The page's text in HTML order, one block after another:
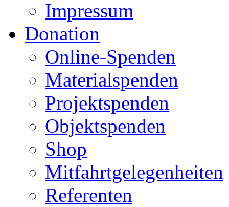
Impressum
Donation
Online-Spenden
Materialspenden
Projektspenden
Objektspenden
Shop
Mitfahrtgelegenheiten
Referenten